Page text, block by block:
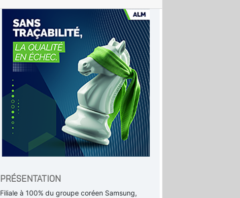
PRÉSENTATION
Filiale à 100% du groupe coréen Samsung,